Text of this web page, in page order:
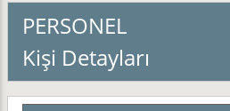
PERSONEL
Kişi Detayları